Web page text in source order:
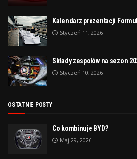
Kalendarz prezentacji
Styczeń 11, 2026
Składy zespołów na sezon
Styczeń 10, 2026
OSTATNIE POSTY
Co kombinuje BYD?
Maj 29, 2026